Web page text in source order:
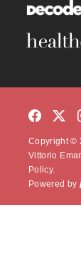
Copyright ©
Vittorio
Policy.
Powered by